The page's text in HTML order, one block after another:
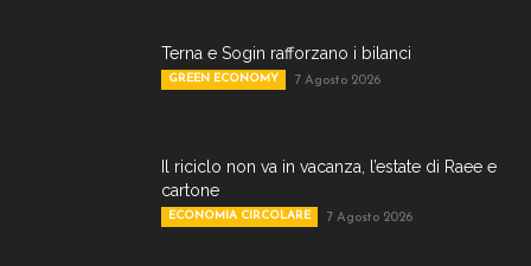
Terna e Sogin rafforzano i bilanci
GREEN ECONOMY 7 Agosto 2026
Il riciclo non va in vacanza, l’estate di Raee e
cartone
ECONOMIA CIRCOLARE 7 Agosto 2026